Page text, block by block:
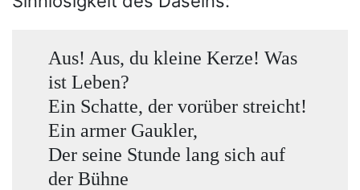
Aus! Aus, du kleine Kerze! Was
ist Leben?
Ein Schatte, der vorüber streicht!
Ein armer Gaukler,
Der seine Stunde lang sich auf
der Bühne